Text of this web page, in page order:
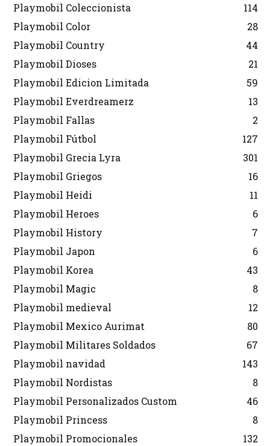
Playmobil Coleccionista
114
Playmobil Color
28
Playmobil Country
44
Playmobil Dioses
21
Playmobil Edicion Limitada
59
Playmobil Everdreamerz
13
Playmobil Fallas
2
Playmobil Fútbol
127
Playmobil Grecia Lyra
301
Playmobil Griegos
16
Playmobil Heidi
11
Playmobil Heroes
6
Playmobil History
7
Playmobil Japon
6
Playmobil Korea
43
Playmobil Magic
8
Playmobil medieval
12
Playmobil Mexico Aurimat
80
Playmobil Militares Soldados
67
Playmobil navidad
143
Playmobil Nordistas
8
Playmobil Personalizados Custom
46
Playmobil Princess
8
Playmobil Promocionales
132